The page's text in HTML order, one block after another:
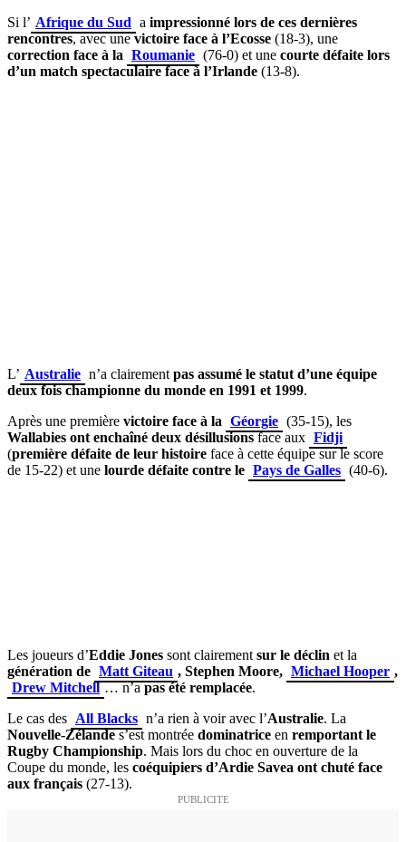
Si l’ Afrique du Sud a impressionné lors de ces dernières
rencontres, avec unevictoire face à l’Ecosse (18-3), une
correction face à la Roumanie (76-0) et une courte défaite lors
d’un match spectaculaire face à l’Irlande (13-8).
L’ Australie n’a clairement pas assumé le statut d’une équipe
deux fois championne du monde en 1991 et 1999.
Après une première victoire face à la Géorgie (35-15), les
Wallabies ont enchaîné deux désillusionsface aux Fidji
(première défaite de leur histoire face à cette équipe sur le score
de 15-22) et une lourde défaite contre le Pays de Galles (40-6).
Les joueurs d’Eddie Jones sont clairement sur le déclin et la
génération de Matt Giteau , Stephen Moore, Michael Hooper ,
Drew Mitchell … n’apas été remplacée.
Le cas des All Blacks n’a rien à voir avec l’Australie. La
Nouvelle-Zélandes’est montrée dominatrice en remportant le
Rugby Championship. Mais lors du choc en ouverture de la
Coupe du monde, les coéquipiers d’Ardie Savea ont chuté face
aux français (27-13).